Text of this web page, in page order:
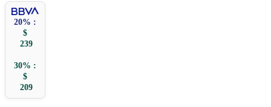
20% :
$
239
30% :
$
209